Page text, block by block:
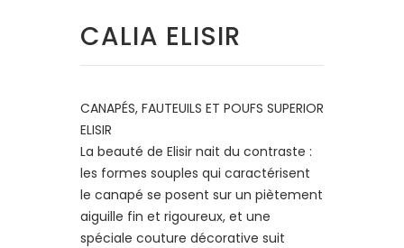
CALIA ELISIR
CANAPÉS, FAUTEUILS ET POUFS SUPERIOR
ELISIR
La beauté de Elisir nait du contraste :
les formes souples qui caractérisent
le canapé se posent sur un piètement
aiguille fin et rigoureux, et une
spéciale couture décorative suit